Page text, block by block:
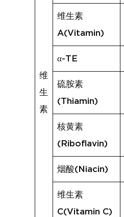
维
生
素
维生素
A(Vitamin)
α-TE
硫胺素
(Thiamin)
核黄素
(Riboflavin)
烟酸(Niacin)
维生素
C(Vitamin C)